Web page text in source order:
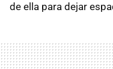
de ella para dejar